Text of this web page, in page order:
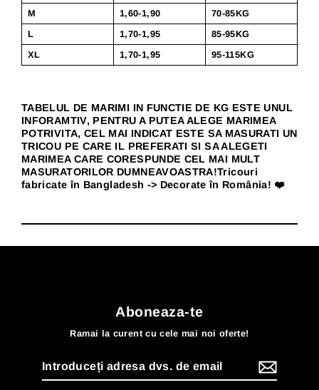
M
1,60-1,90
70-85KG
L
1,70-1,95
85-95KG
XL
1,70-1,95 95-115KG
TABELUL DE MARIMI IN FUNCTIE DE KG ESTE UNUL
INFORAMTIV, PENTRU A PUTEA ALEGE MARIMEA
POTRIVITA, CEL MAI INDICAT ESTE SA MASURATI UN
TRICOU PE CARE IL PREFERATI SI SA ALEGETI
MARIMEA CARE CORESPUNDE CEL MAI MULT
MASURATORILOR DUMNEAVOASTRA!Tricouri
fabricate în Bangladesh -> Decorate în România! ❤️
Aboneaza-te
Ramai la curent cu cele mai noi oferte!
adresa